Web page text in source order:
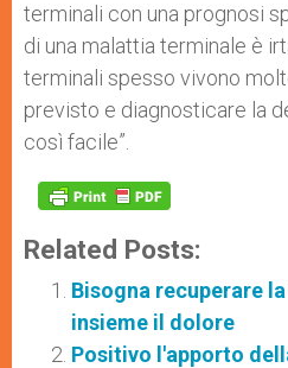
terminali con una prognosi
di una malattia terminale è
terminali spesso vivono
previsto e diagnosticare la
così facile”.
Related Posts:
Bisogna recuperare
insieme il dolore
Positivo l'apporto